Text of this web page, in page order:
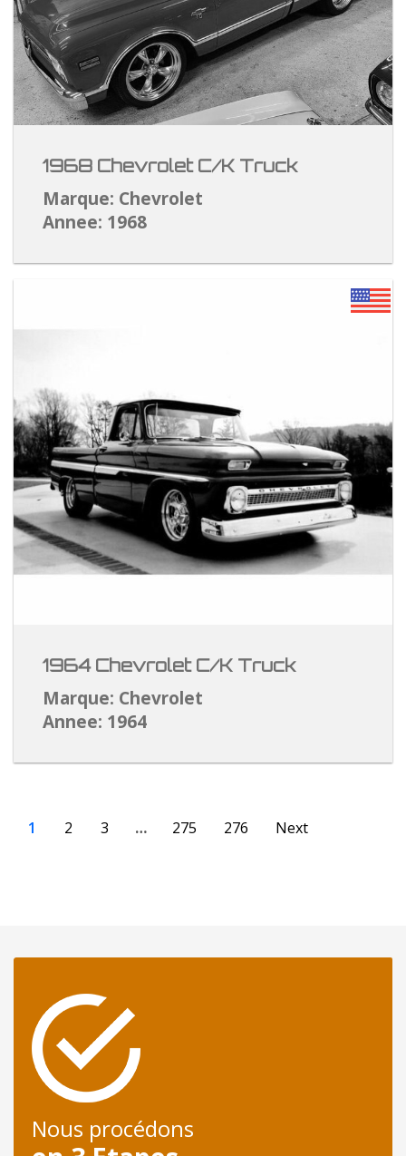
1968 Chevrolet C/K Truck
Marque: Chevrolet
Annee: 1968
1964 Chevrolet C/K Truck
Marque: Chevrolet
Annee: 1964
1 2 3 … 275 276 Next
Nous procédons